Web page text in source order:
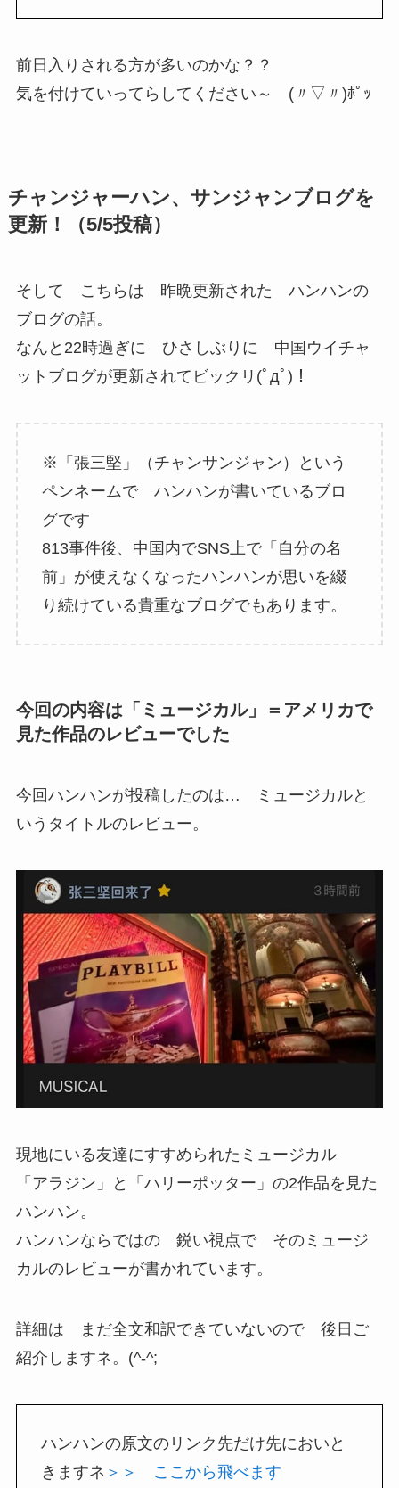
前日入りされる方が多いのかな？？
気を付けていってらしてください～ (〃▽〃)ﾎﾟｯ
チャンジャーハン、サンジャンブログを
更新！（5/5投稿）
そして こちらは 昨晩更新された ハンハンの
ブログの話。
なんと22時過ぎに ひさしぶりに 中国ウイチャ
ットブログが更新されてビックリ(ﾟдﾟ)！
※「張三堅」（チャンサンジャン）という
ペンネームで ハンハンが書いているブロ
グです
813事件後、中国内でSNS上で「自分の名
前」が使えなくなったハンハンが思いを綴
り続けている貴重なブログでもあります。
今回の内容は「ミュージカル」＝アメリカで
見た作品のレビューでした
今回ハンハンが投稿したのは… ミュージカルと
いうタイトルのレビュー。
現地にいる友達にすすめられたミュージカル
「アラジン」と「ハリーポッター」の2作品を見た
ハンハン。
ハンハンならではの 鋭い視点で そのミュージ
カルのレビューが書かれています。
詳細は まだ全文和訳できていないので 後日ご
紹介しますネ。(^-^;
ハンハンの原文のリンク先だけ先においと
きますネ ＞＞ ここから飛べます